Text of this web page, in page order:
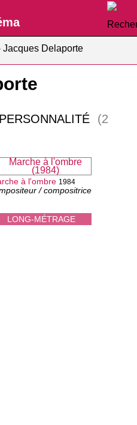
Jacques Delaporte
(2
LONG-MÉTRAGE
à l'ombre 1984
/ compositrice